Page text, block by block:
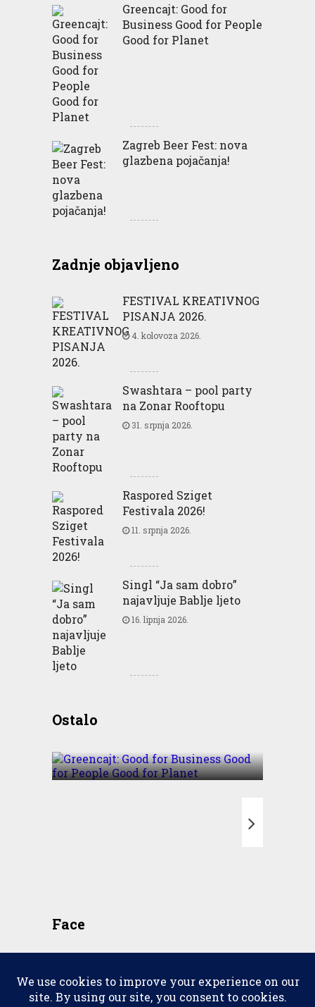
Greencajt: Good for
Business Good for People
Good for Planet
Zagreb Beer Fest: nova
glazbena pojačanja!
Zadnje objavljeno
FESTIVAL KREATIVNOG
PISANJA 2026.
4. kolovoza 2026.
Swashtara – pool party
na Zonar Rooftopu
31. srpnja 2026.
Raspored Sziget
Festivala 2026!
11. srpnja 2026.
Singl “Ja sam dobro”
najavljuje Bablje ljeto
16. lipnja 2026.
OstaloBusiness Good for People
Face